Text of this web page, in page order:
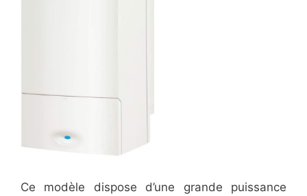
Ce modèle dispose d’une grande puissance